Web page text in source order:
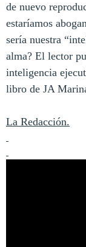
de nuevo
estaríamos
sería nuestra
alma? El lector
inteligencia
libro de JA
La Redacción.